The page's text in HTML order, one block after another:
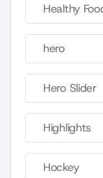
Healthy
hero
Hero Slider
Highlights
Hockey